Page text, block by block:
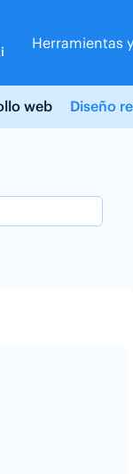
Herramientas
web Diseño